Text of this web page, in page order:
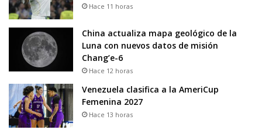
Hace 11 horas
China actualiza mapa geológico de la
Luna con nuevos datos de misión
Chang’e-6
Hace 12 horas
Venezuela clasifica a la AmeriCup
Femenina 2027
Hace 13 horas